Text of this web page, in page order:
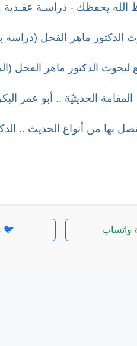
يحفظك - دراسـة عقـدية
الدكتور ماهر الفحل (دراسة
لبحوث الدكتور ماهر الفحل
المقامة الحديثيّة .. أبو عمر
بها من أنواع الحديث ..
واتساب 🐦